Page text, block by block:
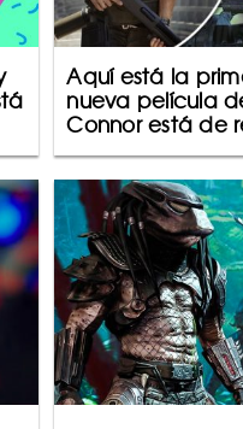
Aquí está la
nueva película
Connor está de